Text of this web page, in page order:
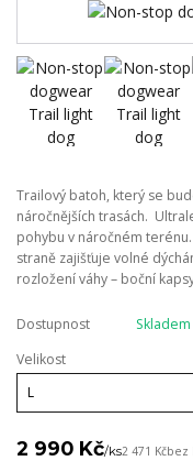
Trailový batoh, který se
náročnějších trasách.
pohybu v náročném
straně zajišťuje volné
rozložení váhy – boční
Dostupnost
Skladem
Velikost
2 990 Kč/ks2 471 Kčbez